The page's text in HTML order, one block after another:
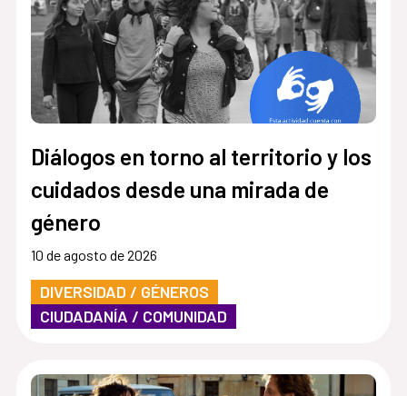
Diálogos en torno al territorio y los
cuidados desde una mirada de
género
10 de agosto de 2026
DIVERSIDAD / GÉNEROS
CIUDADANÍA / COMUNIDAD